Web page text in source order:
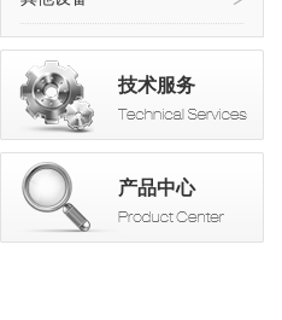
技术服务
产品中心